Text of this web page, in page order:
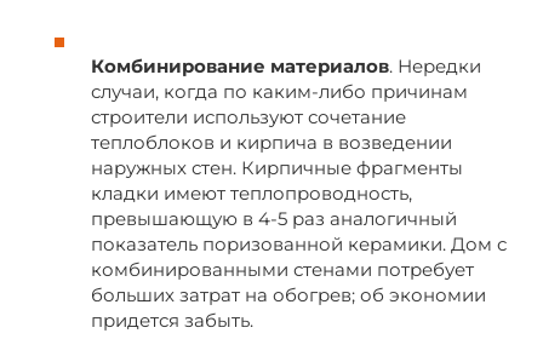
Комбинирование материалов. Нередки
случаи, когда по каким-либо причинам
строители используют сочетание
теплоблоков и кирпича в возведении
наружных стен. Кирпичные фрагменты
кладки имеют теплопроводность,
превышающую в 4-5 раз аналогичный
показатель поризованной керамики. Дом с
комбинированными стенами потребует
больших затрат на обогрев; об экономии
придется забыть.